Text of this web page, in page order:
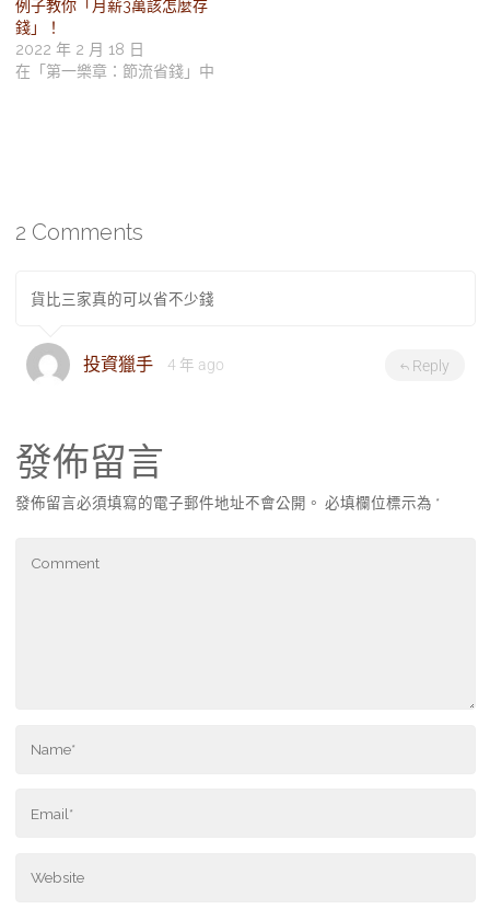
例子教你「月薪3萬該怎麼存
錢」！
2022 年 2 月 18 日
在「第一樂章：節流省錢」中
2 Comments
貨比三家真的可以省不少錢
投資獵手 4 年 ago Reply
發佈留言
發佈留言必須填寫的電子郵件地址不會公開。 必填欄位標示為 *